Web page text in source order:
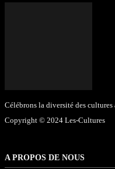
Célébrons la diversité des cultures
Copyright © 2024 Les-Cultures
A PROPOS DE NOUS